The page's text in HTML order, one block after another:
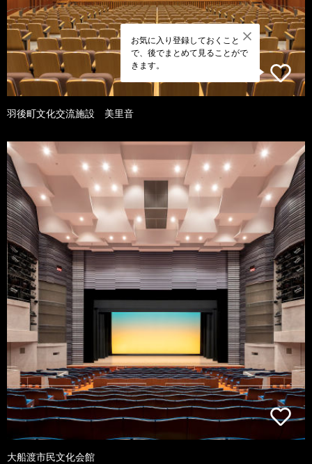
お気に入り登録しておくこと
で、後でまとめて見ることがで
きます。
羽後町文化交流施設 美里音
大船渡市民文化会館